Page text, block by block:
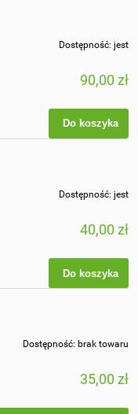
Dostępność: jest
90,00 zł
Do koszyka
Dostępność: jest
40,00 zł
Do koszyka
Dostępność: brak towaru
35,00 zł